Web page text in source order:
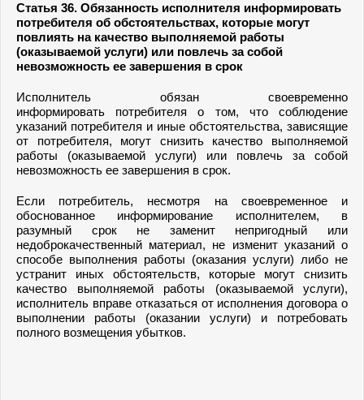
Статья 36. Обязанность исполнителя информировать
потребителя об обстоятельствах, которые могут
повлиять на качество выполняемой работы
(оказываемой услуги) или повлечь за собой
невозможность ее завершения в срок
Исполнитель обязан своевременно
информировать потребителя о том, что соблюдение
указаний потребителя и иные обстоятельства, зависящие
от потребителя, могут снизить качество выполняемой
работы (оказываемой услуги) или повлечь за собой
невозможность ее завершения в срок.
Если потребитель, несмотря на своевременное и
обоснованное информирование исполнителем, в
разумный срок не заменит непригодный или
недоброкачественный материал, не изменит указаний о
способе выполнения работы (оказания услуги) либо не
устранит иных обстоятельств, которые могут снизить
качество выполняемой работы (оказываемой услуги),
исполнитель вправе отказаться от исполнения договора о
выполнении работы (оказании услуги) и потребовать
полного возмещения убытков.